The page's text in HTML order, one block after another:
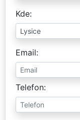
Kde
Email
Telefon